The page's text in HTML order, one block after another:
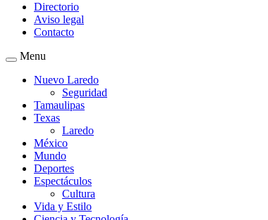
Directorio
Aviso legal
Contacto
Menu
Nuevo Laredo
Seguridad
Tamaulipas
Texas
Laredo
México
Mundo
Deportes
Espectáculos
Cultura
Vida y Estilo